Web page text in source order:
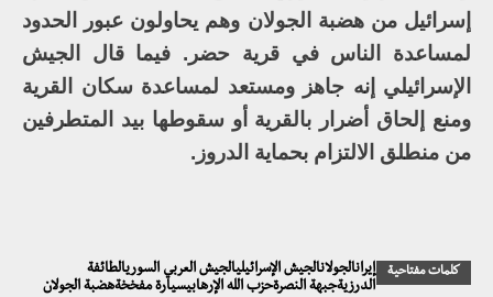
إسرائيل من هضبة الجولان وهم يحاولون عبور الحدود
لمساعدة الناس في قرية حضر. فيما قال الجيش
الإسرائيلي إنه جاهز ومستعد لمساعدة سكان القرية
ومنع إلحاق أضرار بالقرية أو سقوطها بيد المتطرفين
من منطلق الالتزام بحماية الدروز.
كلمات مفتاحية
إيرانالجولانالجيش الإسرائيليالجيش العربي السوريالطائفة
الدرزيةجبهة النصرةحزب الله الإرهابيسيارة مفخخةهضبة الجولان